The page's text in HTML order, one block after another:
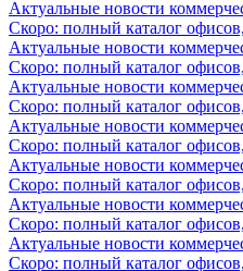
Актуальные новости
Скоро: полный каталог
Актуальные новости
Скоро: полный каталог
Актуальные новости
Скоро: полный каталог
Актуальные новости
Скоро: полный каталог
Актуальные новости
Скоро: полный каталог
Актуальные новости
Скоро: полный каталог
Актуальные новости
Скоро: полный каталог